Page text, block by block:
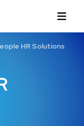
HR Solutions